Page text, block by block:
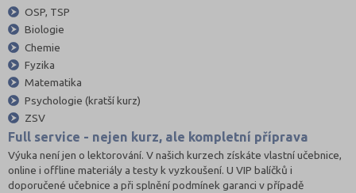
OSP, TSP
Biologie
Chemie
Fyzika
Matematika
Psychologie (kratší kurz)
ZSV
Full service - nejen kurz, ale kompletní příprava
Výuka není jen o lektorování. V našich kurzech získáte vlastní učebnice,
online i offline materiály a testy k vyzkoušení. U VIP balíčků i
doporučené učebnice a při splnění podmínek garanci v případě